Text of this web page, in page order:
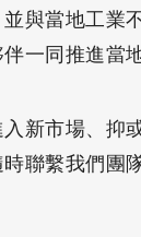
與當地工業
一同推進當
新市場、抑
聯繫我們團